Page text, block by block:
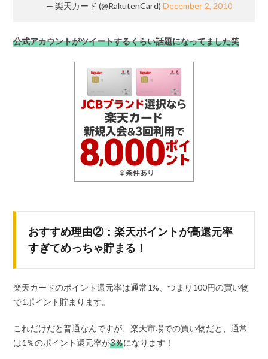
— 楽天カード (@RakutenCard)December 2, 2010
公式アカウントがツイートするくらい話題になってました笑
おすすめ理由②：楽天ポイントが高還元率
すぎてめっちゃ貯まる！
楽天カードのポイント還元率は通常1%、つまり100円の買い物
で1ポイント貯まります。
これだけだと普通なんですが、楽天市場での買い物だと、通常
は1％のポイント還元率が3％になります！